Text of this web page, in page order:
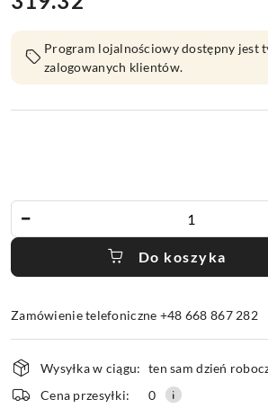
Program lojalnościowy dostępny jest
zalogowanych klientów.
Do koszyka
Zamówienie telefoniczne +48 668 867 282
Wyślij
Dostępność
i
dostawa
Wysyłka w ciągu: ten sam dzień
Cena przesyłki:
0